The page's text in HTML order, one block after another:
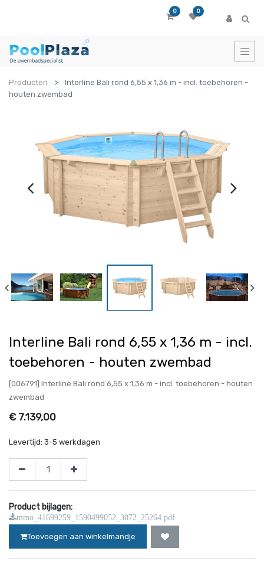
0 0
Producten
Interline Bali rond 6,55 x 1,36 m - incl. toebehoren -
houten zwembad
Interline Bali rond 6,55 x 1,36 m - incl.
toebehoren - houten zwembad
[006791] Interline Bali rond 6,55 x 1,36 m - incl. toebehoren - houten
zwembad
€ 7.139,00
Levertijd: 3-5 werkdagen
Product bijlagen:
mmo_41699259_1590499052_3072_25264.pdf
Toevoegen aan winkelmandje